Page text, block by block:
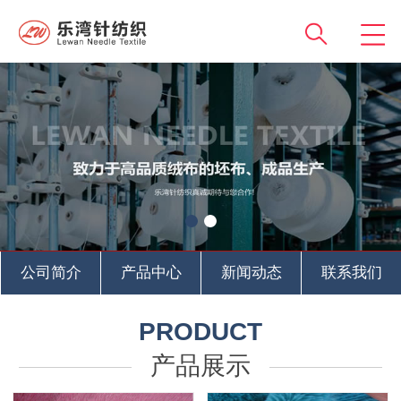
公司简介 产品中心 新闻动态 联系我们
PRODUCT
产品展示